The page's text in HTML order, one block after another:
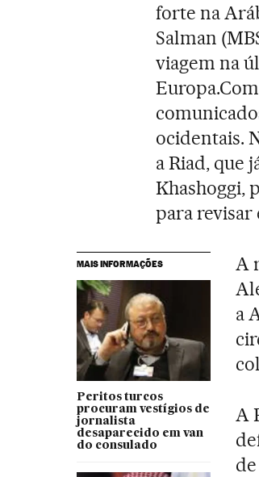
forte na
Salman
viagem na
ocidentais.
a Riad, que
Khashoggi,
para revisar
MAIS INFORMAÇÕES
Peritos turcos
procuram vestígios de
jornalista
desaparecido em van
do consulado
A
a
A